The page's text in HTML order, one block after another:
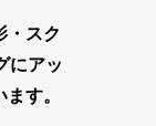
・スク
にアッ
す。